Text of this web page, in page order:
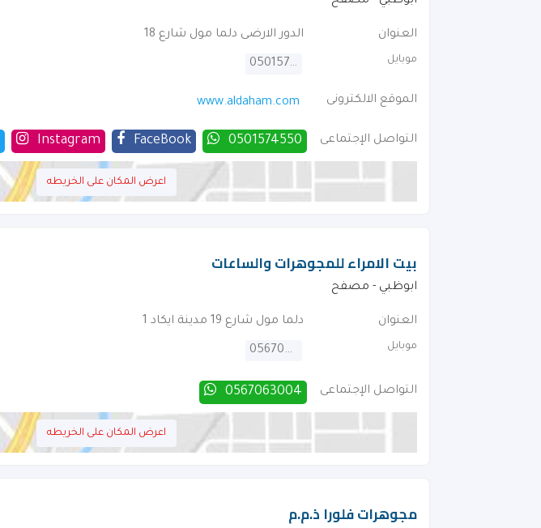
العنوان الدور الارضى دلما مول شارع 18
موبايل 0501574550
الموقع الالكترونى www.aldaham.com
التواصل الإجتماعى 0501574550
FaceBook
Instagram
اعرض المكان على الخريطه
بيت الامراء للمجوهرات والساعات
ابوظبي - مصفح
العنوان دلما مول شارع 19 مدينة ايكاد 1
موبايل 0567063004
التواصل الإجتماعى 0567063004
اعرض المكان على الخريطه
مجوهرات فلورا ذ.م.م